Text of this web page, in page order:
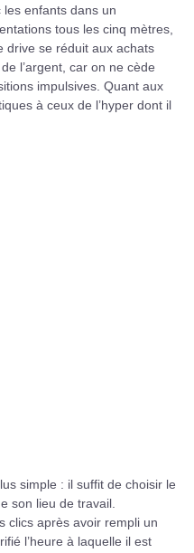
enfants dans un
tous les cinq mètres,
drive se réduit aux achats
l’argent, car on ne cède
impulsives. Quant aux
à ceux de l’hyper dont il
simple : il suffit de choisir le
son lieu de travail.
clics après avoir rempli un
l’heure à laquelle il est